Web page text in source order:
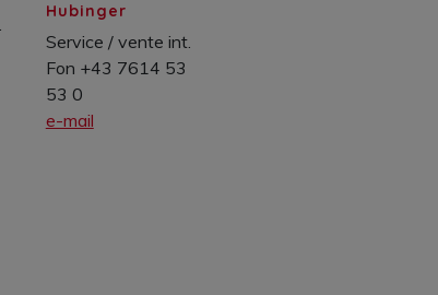
Hubinger
Service / vente int.
Fon +43 7614 53
53 0
e-mail